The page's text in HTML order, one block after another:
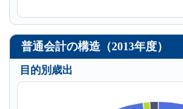
普通会計の構造（2013年度）
目的別歳出